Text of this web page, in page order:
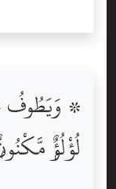
۞ وَيَطُوفُ
لُؤْلُؤٌۭ